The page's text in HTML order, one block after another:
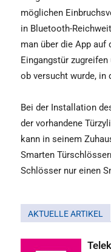
möglichen
in Bluetooth-
man über die App
Eingangstür
ob versucht wurde, in
Bei der Installation
der vorhandene
kann in seinem
Smarten
Schlösser nur einen
AKTUELLE ARTIKEL